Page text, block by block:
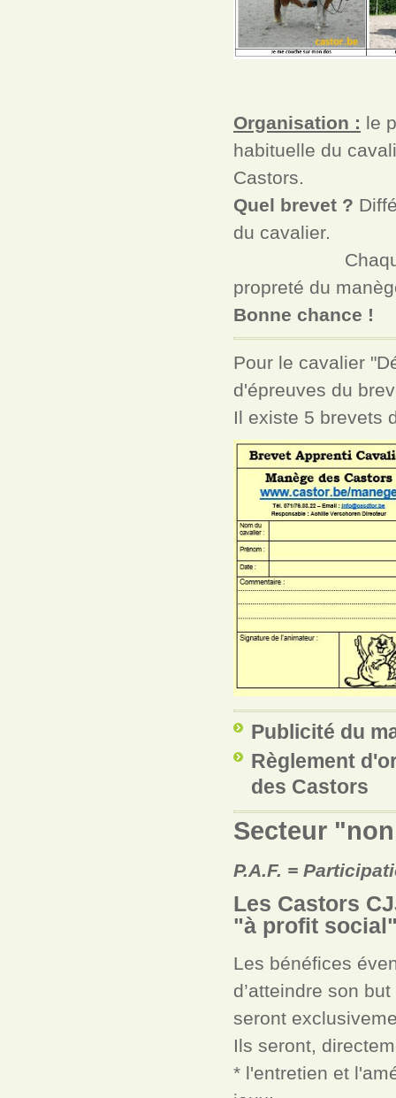
Organisation : le
habituelle du
Castors.
Quel brevet ?
du cavalier.
Chaque
propreté du
Bonne chance !
Pour le cavalier
d'épreuves du
Il existe 5 brevets
Publicité du
Règlement
des Castors
Secteur
P.A.F. =
Les Castors
"à profit
Les bénéfices
d’atteindre son
seront
Ils seront,
* l'entretien et